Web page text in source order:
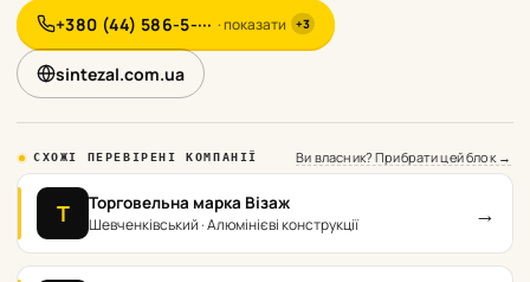
+380 (44) 586-5-··· · показати +3
sintezal.com.ua
СХОЖІ ПЕРЕВІРЕНІ КОМПАНІЇ Ви власник? Прибрати цей блок →
Т Торговельна марка Візаж
Шевченківський · Алюмінієві конструкції →